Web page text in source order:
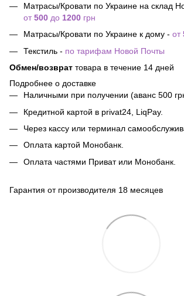
Матрасы/Кровати по Украине на склад
от500 до 1200 грн
Матрасы/Кровати по Украине к дому - от
Текстиль - по тарифам Новой Почты
Обмен/возврат товара в течение 14 дней
Подробнее о доставке
Наличными при получении (аванс 500
Кредитной картой в privat24, LiqPay.
Через кассу или терминал
Оплата картой Монобанк.
Оплата частями Приват или Монобанк.
Гарантия от производителя 18 месяцев